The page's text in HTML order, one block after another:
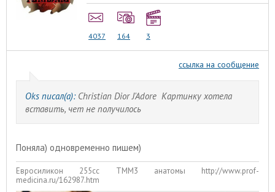
4037 164 3
ссылка на сообщение
Oks писал(а):Christian Dior J'Adore Картинку хотела
вставить, чет не получилось
Поняла) одновременно пишем)
Евросиликон 255сс ТММ3 анатомы http://www.prof-
medicina.ru/162987.htm